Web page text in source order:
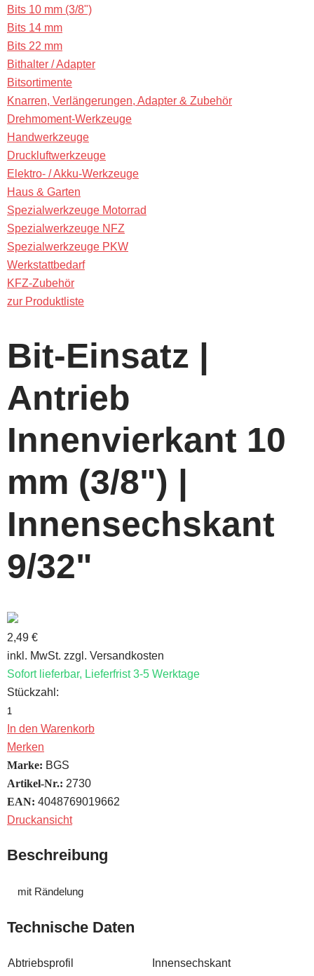
Bits 10 mm (3/8")
Bits 14 mm
Bits 22 mm
Bithalter / Adapter
Bitsortimente
Knarren, Verlängerungen, Adapter & Zubehör
Drehmoment-Werkzeuge
Handwerkzeuge
Druckluftwerkzeuge
Elektro- / Akku-Werkzeuge
Haus & Garten
Spezialwerkzeuge Motorrad
Spezialwerkzeuge NFZ
Spezialwerkzeuge PKW
Werkstattbedarf
KFZ-Zubehör
zur Produktliste
Bit-Einsatz |
Antrieb
Innenvierkant 10
mm (3/8") |
Innensechskant
9/32"
2,49 €
inkl. MwSt. zzgl. Versandkosten
Sofort lieferbar, Lieferfrist 3-5 Werktage
Stückzahl:
In den Warenkorb
Merken
Marke: BGS
Artikel-Nr.: 2730
EAN: 4048769019662
Druckansicht
Beschreibung
mit Rändelung
Technische Daten
Abtriebsprofil
Innensechskant